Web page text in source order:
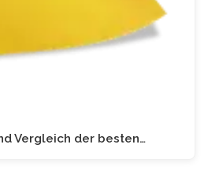
Vergleich der besten…